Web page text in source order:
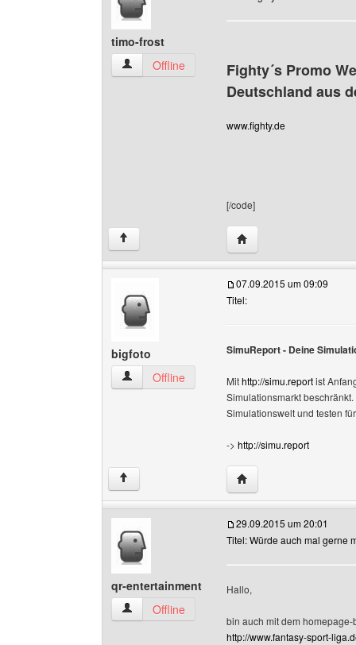
timo-frost
timo-frost Benutzer-Profile anzeigen
Offline
Fighty´s Promo
Deutschland aus
www.fighty.de
[/code]
↑ Website dieses
bigfoto
bigfoto Benutzer-Profile anzeigen
Offline
07.09.2015 um 09:09
Titel:
SimuReport - Deine
Mithttp://simu.reportist
Simulationsmarkt
Simulationswelt und testen
-> http://simu.report
↑ Website dieses
qr-entertainment
qr-entertainment Benutzer-Profile anzeigen
Offline
29.09.2015 um 20:01
Titel: Würde auch mal gerne
Hallo,
bin auch mit dem
http://www.fantasy-sport-